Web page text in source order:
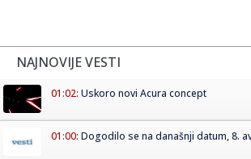
NAJNOVIJE VESTI
01:02: Uskoro novi Acura concept
01:00: Dogodilo se na današnji datum, 8.